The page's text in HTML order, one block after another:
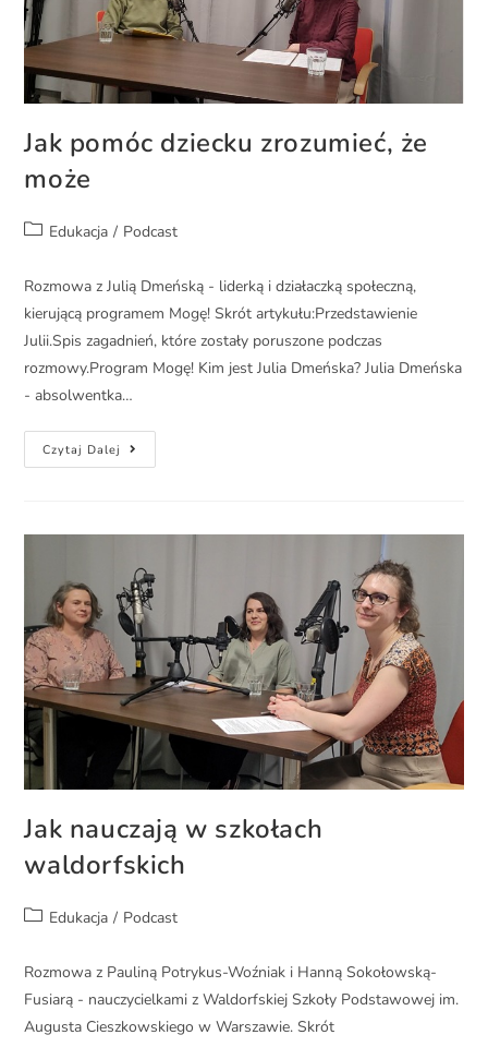
Jak pomóc dziecku zrozumieć, że
może
Edukacja / Podcast
Rozmowa z Julią Dmeńską - liderką i działaczką społeczną,
kierującą programem Mogę! Skrót artykułu:Przedstawienie
Julii.Spis zagadnień, które zostały poruszone podczas
rozmowy.Program Mogę! Kim jest Julia Dmeńska? Julia Dmeńska
- absolwentka…
Czytaj Dalej
Jak nauczają w szkołach
waldorfskich
Edukacja / Podcast
Rozmowa z Pauliną Potrykus-Woźniak i Hanną Sokołowską-
Fusiarą - nauczycielkami z Waldorfskiej Szkoły Podstawowej im.
Augusta Cieszkowskiego w Warszawie. Skrót